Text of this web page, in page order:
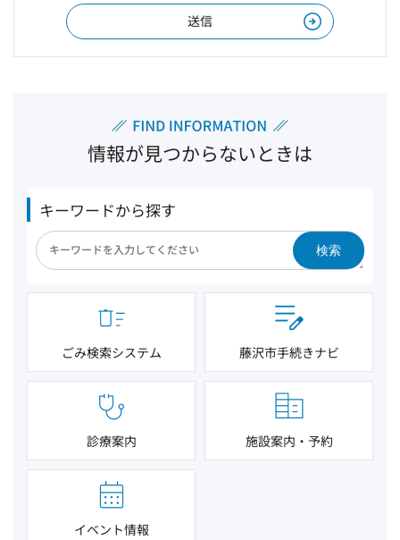
情報が見つからないときは
キーワードから探す
検索
ごみ検索システム 藤沢市手続きナビ
診療案内 施設案内・予約
イベント情報